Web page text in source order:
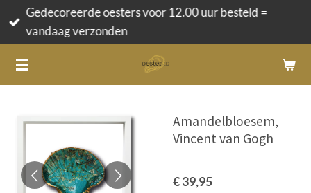
Ga
direct
de
Gedecoreerde oesters voor 12.00 uur besteld =
vandaag verzonden
Amandelbloesem,
Vincent van Gogh
€ 39,95